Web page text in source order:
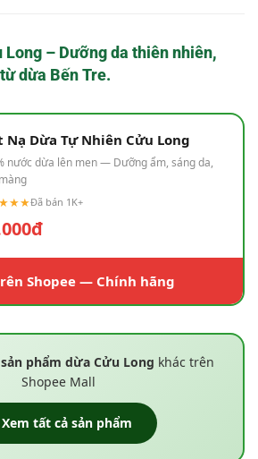
Long – Dưỡng da thiên nhiên,
dừa Bến Tre.
Nạ Dừa Tự Nhiên Cửu Long
nước dừa lên men — Dưỡng ẩm, sáng da,
Đã bán 1K+
Shopee — Chính hãng
sản phẩm dừa Cửu Long khác trên
Shopee Mall
Xem tất cả sản phẩm